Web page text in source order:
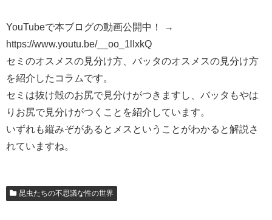
YouTubeで本ブログの動画公開中！ →
https://www.youtu.be/__oo_1lIxkQ
セミのオスメスの見分け方、バッタのオスメスの見分け方
を紹介したコラムです。
セミは抜け殻のお尻で見分けがつきますし、バッタもやは
りお尻で見分けがつくことを紹介しています。
いずれも縦みぞがあるとメスということがわかると解説さ
れていますね。
昆虫たちの不思議な性の世界